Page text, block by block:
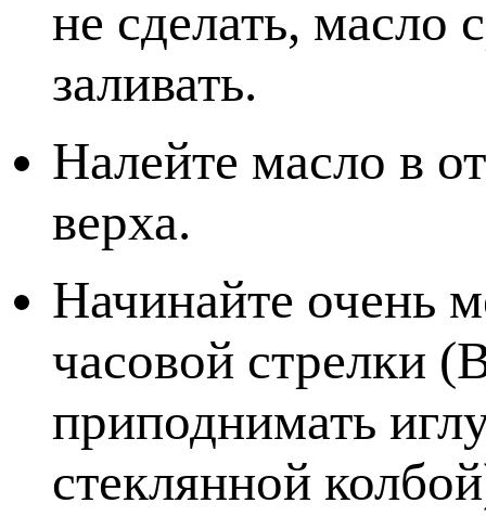
не сделать, масло
заливать.
Налейте масло в
верха.
Начинайте очень
часовой стрелки
приподнимать
стеклянной